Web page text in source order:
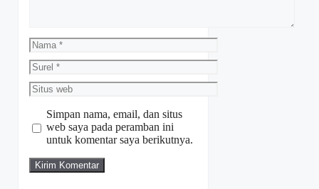
Nama
Surel
Situs
web
Simpan nama, email, dan situs
web saya pada peramban ini
untuk komentar saya berikutnya.